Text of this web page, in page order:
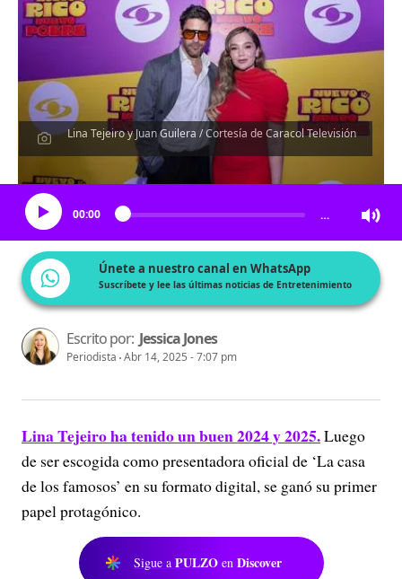
Lina Tejeiro y Juan Guilera / Cortesía de Caracol Televisión
Escucha el artículo
00:00 …
Únete a nuestro canal en WhatsApp
Suscríbete y lee las últimas noticias de Entretenimiento
Escrito por: Jessica Jones
Periodista Abr 14, 2025 - 7:07 pm
Lina Tejeiro ha tenido un buen 2024 y 2025.Luego
de ser escogida como presentadora oficial de ‘La casa
de los famosos’ en su formato digital, se ganó su primer
papel protagónico.
Sigue a PULZO en Discover